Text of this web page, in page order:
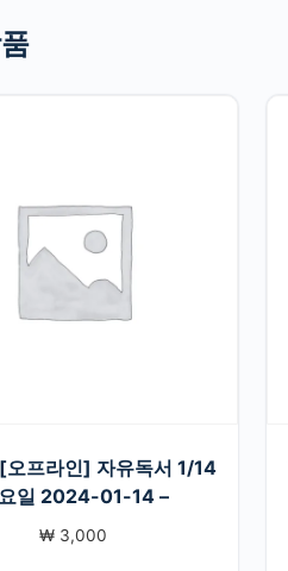
프라인] 자유독서 1/14
일 2024-01-14 –
₩ 3,000